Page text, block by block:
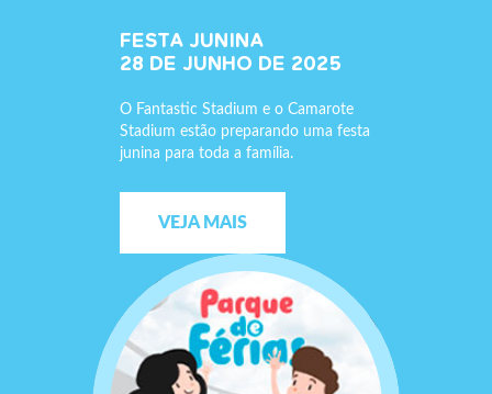
FESTA JUNINA
28 DE JUNHO DE 2025
O Fantastic Stadium e o Camarote
Stadium estão preparando uma festa
junina para toda a família.
VEJA MAIS